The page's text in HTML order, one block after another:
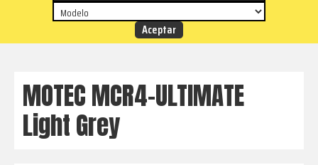
aluminio
top!
y
estilo
para
MOTEC MCR4-ULTIMATE
Light Grey